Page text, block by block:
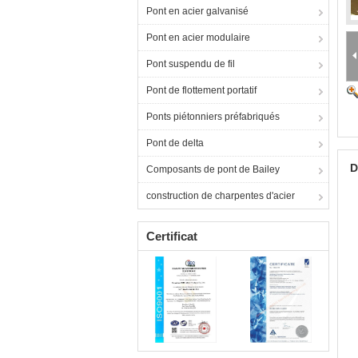
Pont en acier galvanisé
Pont en acier modulaire
Pont suspendu de fil
Pont de flottement portatif
Ponts piétonniers préfabriqués
Pont de delta
Composants de pont de Bailey
construction de charpentes d'acier
Certificat